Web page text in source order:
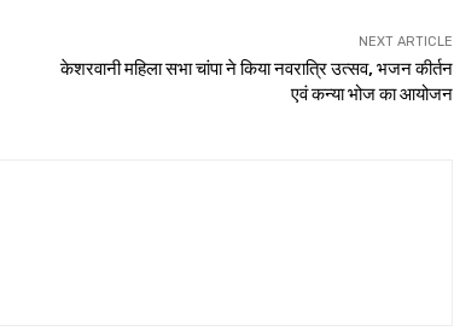
NEXT ARTICLE
केशरवानी महिला सभा चांपा ने किया नवरात्रि उत्सव, भजन कीर्तन
एवं कन्या भोज का आयोजन